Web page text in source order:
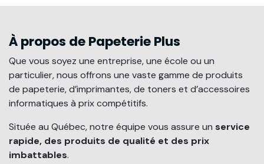
À propos de Papeterie Plus
Que vous soyez une entreprise, une école ou un
particulier, nous offrons une vaste gamme de produits
de papeterie, d’imprimantes, de toners et d’accessoires
informatiques à prix compétitifs.
Située au Québec, notre équipe vous assure un service
rapide, des produits de qualité et des prix
imbattables.